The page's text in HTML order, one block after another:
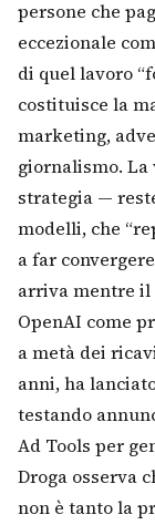
persone che
eccezionale
di quel lavoro
costituisce la
marketing,
giornalismo.
strategia —
modelli, che
a far
arriva mentre il
OpenAI come
a metà dei
anni, ha
testando
Ad Tools per
Droga osserva
non è tanto la